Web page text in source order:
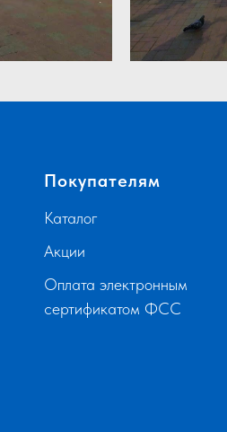
Покупателям
Каталог
Акции
Оплата электронным
сертификатом ФСС